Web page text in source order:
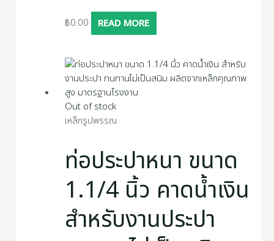
฿0.00 READ MORE
Out of stock
เหล็กรูปพรรณ
ท่อประปาหนา ขนาด
1.1/4 นิ้ว คาดน้ำเงิน
สำหรับงานประปา